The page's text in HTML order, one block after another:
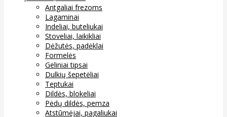
Antgaliai frezoms
Lagaminai
Indeliai, buteliukai
Stoveliai, laikikliai
Dėžutės, padėklai
Formelės
Geliniai tipsai
Dulkių šepetėliai
Teptukai
Dildės, blokeliai
Pėdų dildės, pemza
Atstūmėjai, pagaliukai